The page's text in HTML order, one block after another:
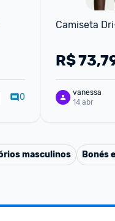
0
Camiseta
R$
vanessa
14 abr
masculinos Bonés